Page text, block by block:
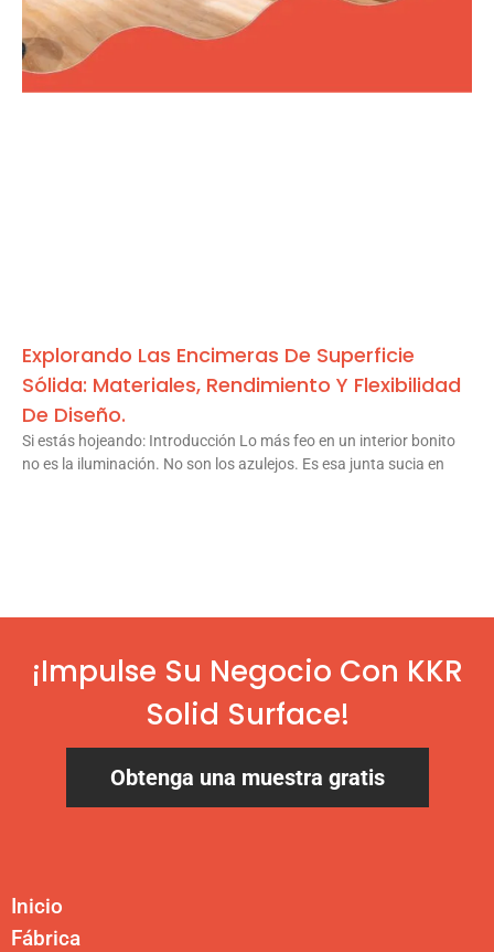
Explorando Las Encimeras De Superficie
Sólida: Materiales, Rendimiento Y Flexibilidad
De Diseño.
Si estás hojeando: Introducción Lo más feo en un interior bonito
no es la iluminación. No son los azulejos. Es esa junta sucia en
¡Impulse Su Negocio Con KKR
Solid Surface!
Obtenga una muestra gratis
Inicio
Fábrica